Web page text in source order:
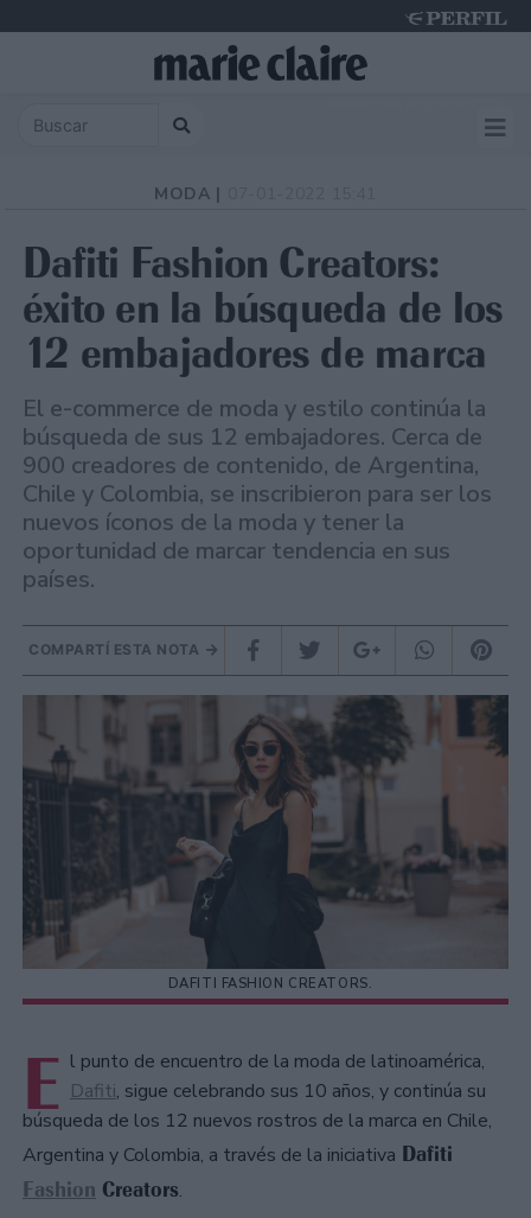
MODA |
Dafiti Fashion Creators:
éxito en la búsqueda de los
12 embajadores de marca
El e-commerce de moda y estilo continúa la
búsqueda de sus 12 embajadores. Cerca de
900 creadores de contenido, de Argentina,
Chile y Colombia, se inscribieron para ser los
nuevos íconos de la moda y tener la
oportunidad de marcar tendencia en sus
países.
COMPARTÍ ESTA NOTA
DAFITI FASHION CREATORS.
E l punto de encuentro de la moda de latinoamérica,
Dafiti, sigue celebrando sus 10 años, y continúa su
búsqueda de los 12 nuevos rostros de la marca en Chile,
Argentina y Colombia, a través de la iniciativa Dafiti
Fashion Creators.